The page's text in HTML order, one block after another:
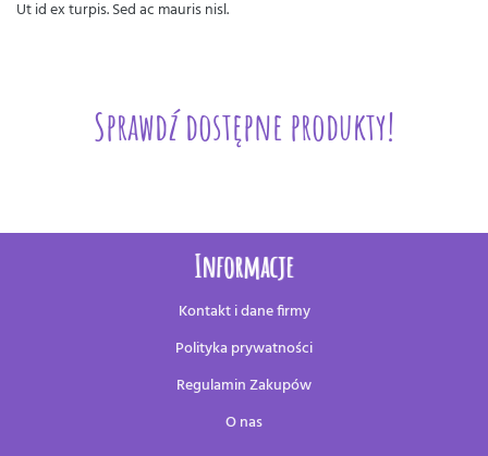
Ut id ex turpis. Sed ac mauris nisl.
Sprawdź dostępne produkty!
Informacje
Kontakt i dane firmy
Polityka prywatności
Regulamin Zakupów
O nas